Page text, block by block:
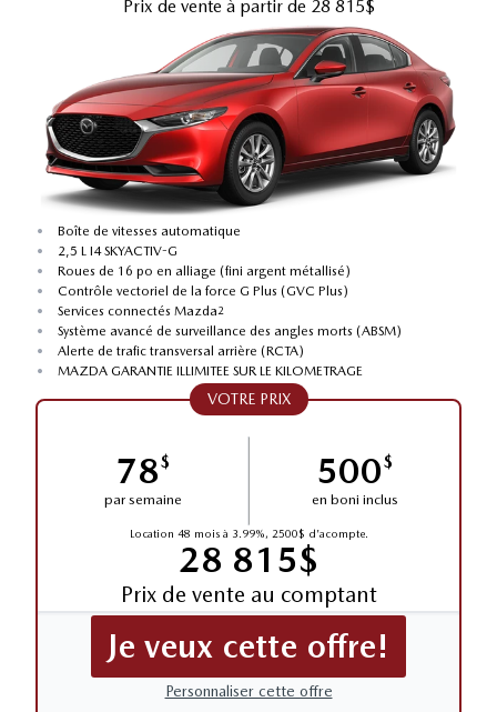
Prix de vente à partir de 28 815$
•
Boîte de vitesses automatique
•
2,5 L I4 SKYACTIV-G
•
Roues de 16 po en alliage (fini argent métallisé)
•
Contrôle vectoriel de la force G Plus (GVC Plus)
•
Services connectés Mazda2
•
Système avancé de surveillance des angles morts (ABSM)
•
Alerte de trafic transversal arrière (RCTA)
•
MAZDA GARANTIE ILLIMITEE SUR LE KILOMETRAGE
VOTRE PRIX
78$
par semaine
500$
en boni inclus
Location 48 mois à 3.99%, 2500$ d'acompte.
28 815$
Prix de vente au comptant
Je veux cette offre!
Personnaliser cette offre